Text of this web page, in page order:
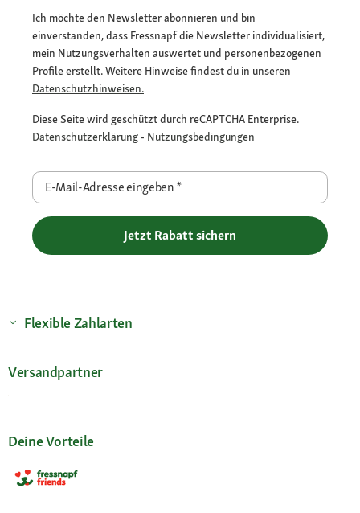
Ich möchte den Newsletter abonnieren und bin
einverstanden, dass Fressnapf die Newsletter individualisiert,
mein Nutzungsverhalten auswertet und personenbezogenen
Profile erstellt. Weitere Hinweise findest du in unseren
Datenschutzhinweisen.
Diese Seite wird geschützt durch reCAPTCHA Enterprise.
Datenschutzerklärung - Nutzungsbedingungen
E-Mail-Adresse eingeben*
Jetzt Rabatt sichern
Flexible Zahlarten
Versandpartner
Deine Vorteile